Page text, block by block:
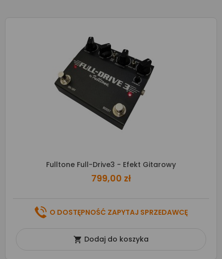
Fulltone Full-Drive3 - Efekt Gitarowy
799,00 zł
O DOSTĘPNOŚĆ ZAPYTAJ SPRZEDAWCĘ
 Dodaj do koszyka